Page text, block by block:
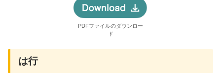
PDFファイルのダウンロー
ド
は行